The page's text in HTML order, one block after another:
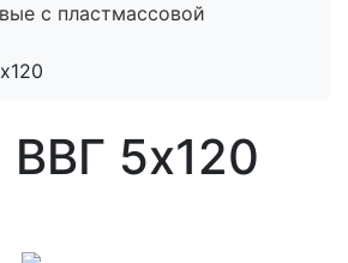
с пластмассовой
ВВГ 5x120